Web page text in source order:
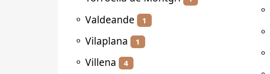
⚬ Valdeande 1
⚬ Vilaplana 1
⚬ Villena 4
⚬
⚬
⚬